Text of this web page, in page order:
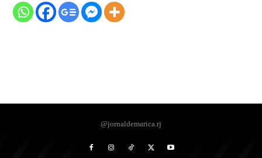
@jornaldemarica.rj